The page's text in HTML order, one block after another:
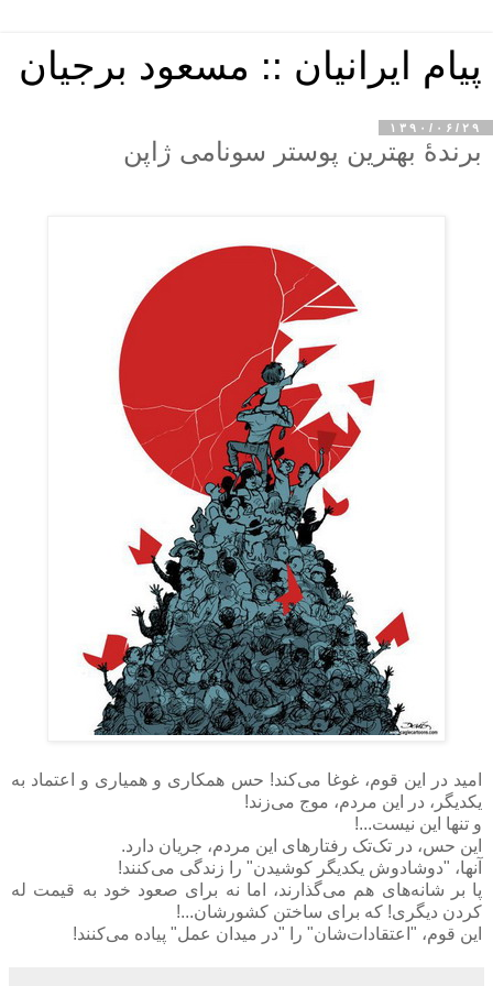
پیام ایرانیان :: مسعود برجیان
۱۳۹۰/۰۶/۲۹
برندهٔ بهترین پوستر سونامی ژاپن
امید در این قوم، غوغا می‌کند! حس همکاری و همیاری و اعتماد به
یکدیگر، در این مردم، موج می‌زند!
و تنها این نیست...!
این حس، در تک‌تک رفتارهای این مردم، جریان دارد.
آنها، "دوشادوش یکدیگر کوشیدن" را زندگی می‌کنند!
پا بر شانه‌های هم می‌گذارند، اما نه برای صعود خود به قیمت له
کردن دیگری! که برای ساختن کشورشان...!
این قوم، "اعتقادات‌شان" را "در میدان عمل" پیاده می‌کنند!